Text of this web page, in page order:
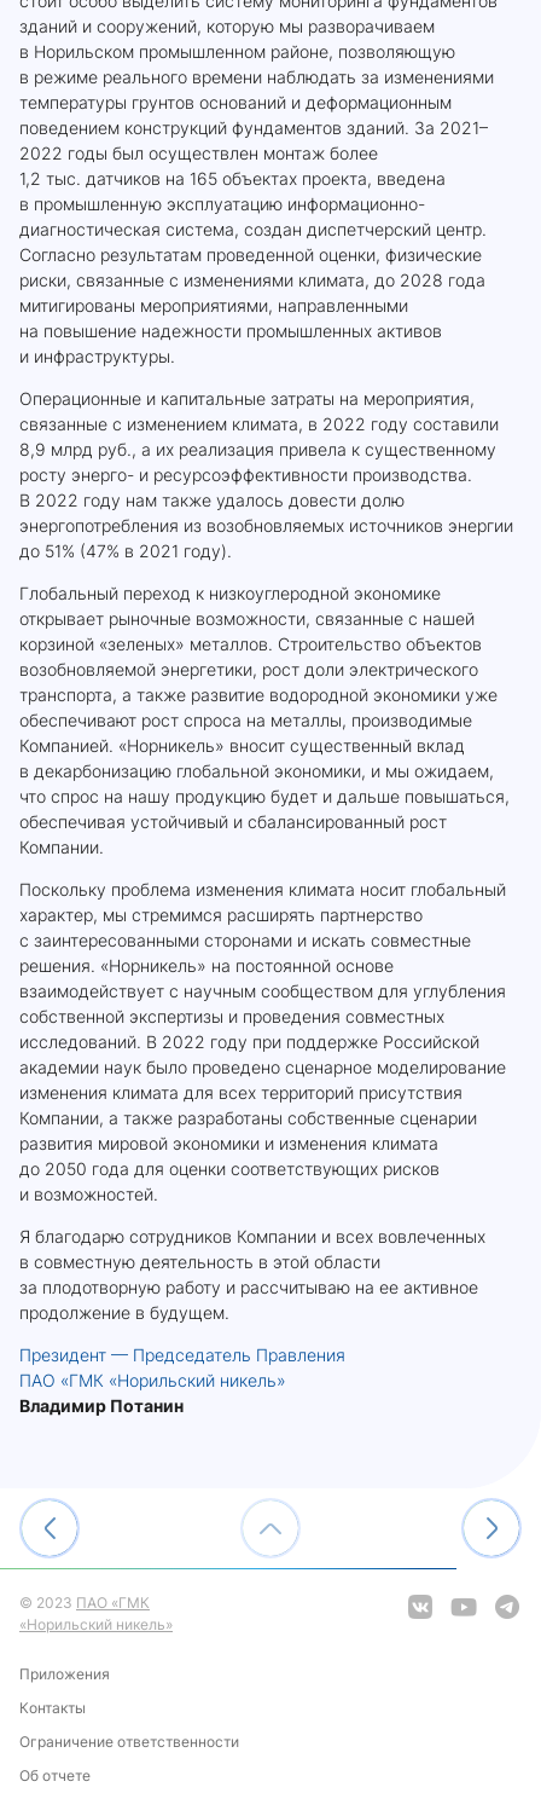
зданий и сооружений, которую мы разворачиваем
в Норильском промышленном районе, позволяющую
в режиме реального времени наблюдать за изменениями
температуры грунтов оснований и деформационным
поведением конструкций фундаментов зданий. За 2021–
2022 годы был осуществлен монтаж более
1,2 тыс. датчиков на 165 объектах проекта, введена
в промышленную эксплуатацию информационно-
диагностическая система, создан диспетчерский центр.
Согласно результатам проведенной оценки, физические
риски, связанные с изменениями климата, до 2028 года
митигированы мероприятиями, направленными
на повышение надежности промышленных активов
и инфраструктуры.
Операционные и капитальные затраты на мероприятия,
связанные с изменением климата, в 2022 году составили
8,9 млрд руб., а их реализация привела к существенному
росту энерго- и ресурсоэффективности производства.
В 2022 году нам также удалось довести долю
энергопотребления из возобновляемых источников энергии
до 51% (47% в 2021 году).
Глобальный переход к низкоуглеродной экономике
открывает рыночные возможности, связанные с нашей
корзиной «зеленых» металлов. Строительство объектов
возобновляемой энергетики, рост доли электрического
транспорта, а также развитие водородной экономики уже
обеспечивают рост спроса на металлы, производимые
Компанией. «Норникель» вносит существенный вклад
в декарбонизацию глобальной экономики, и мы ожидаем,
что спрос на нашу продукцию будет и дальше повышаться,
обеспечивая устойчивый и сбалансированный рост
Компании.
Поскольку проблема изменения климата носит глобальный
характер, мы стремимся расширять партнерство
с заинтересованными сторонами и искать совместные
решения. «Норникель» на постоянной основе
взаимодействует с научным сообществом для углубления
собственной экспертизы и проведения совместных
исследований. В 2022 году при поддержке Российской
академии наук было проведено сценарное моделирование
изменения климата для всех территорий присутствия
Компании, а также разработаны собственные сценарии
развития мировой экономики и изменения климата
до 2050 года для оценки соответствующих рисков
и возможностей.
Я благодарю сотрудников Компании и всех вовлеченных
в совместную деятельность в этой области
за плодотворную работу и рассчитываю на ее активное
продолжение в будущем.
Президент — Председатель Правления
ПАО «ГМК «Норильский никель»
Владимир Потанин
© 2023 ПАО «ГМК
«Норильский никель»
Приложения
Контакты
Ограничение ответственности
Об отчете